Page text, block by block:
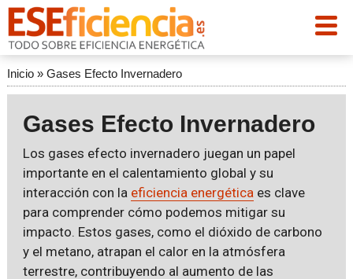
Inicio» Gases Efecto Invernadero
Gases Efecto Invernadero
Los gases efecto invernadero juegan un papel
importante en el calentamiento global y su
interacción con la eficiencia energéticaes clave
para comprender cómo podemos mitigar su
impacto. Estos gases, como el dióxido de carbono
y el metano, atrapan el calor en la atmósfera
terrestre, contribuyendo al aumento de las